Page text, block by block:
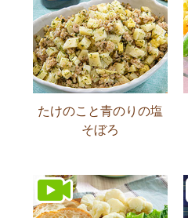
たけのこと青のりの塩
そぼろ